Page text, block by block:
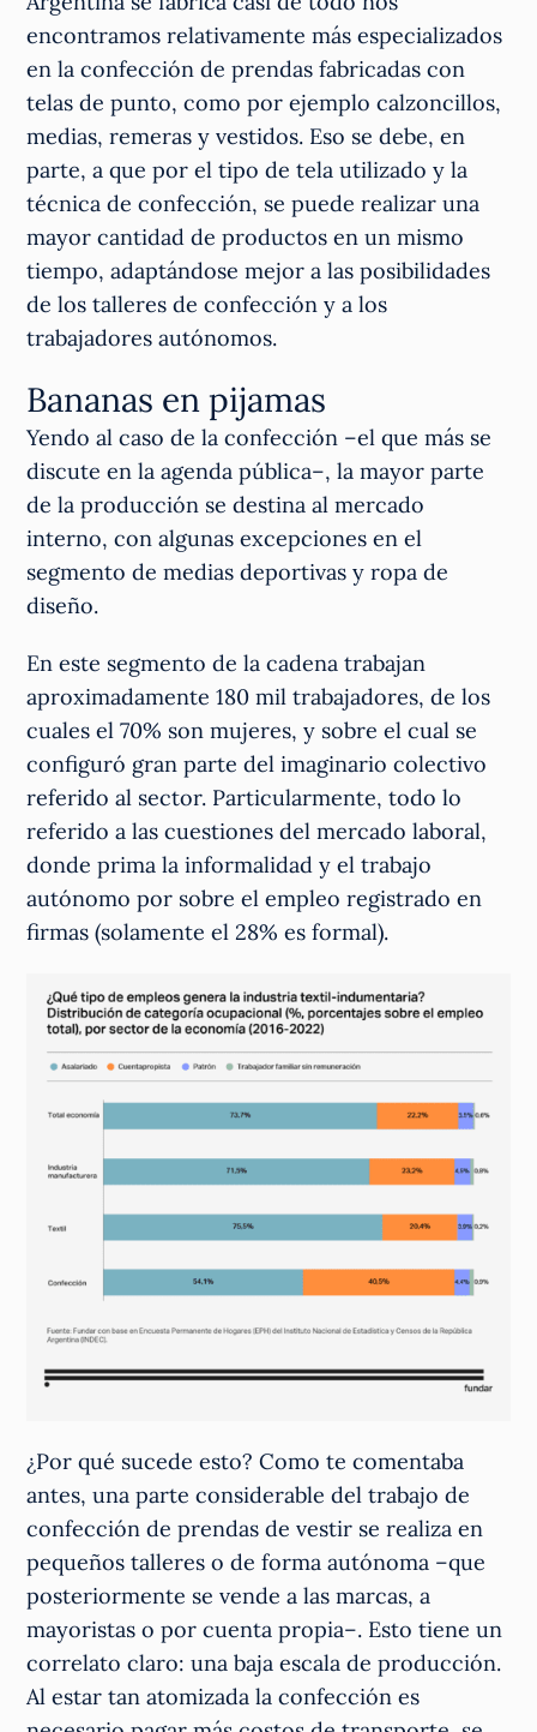
encontramos relativamente más especializados
en la confección de prendas fabricadas con
telas de punto, como por ejemplo calzoncillos,
medias, remeras y vestidos. Eso se debe, en
parte, a que por el tipo de tela utilizado y la
técnica de confección, se puede realizar una
mayor cantidad de productos en un mismo
tiempo, adaptándose mejor a las posibilidades
de los talleres de confección y a los
trabajadores autónomos.
Bananas en pijamas
Yendo al caso de la confección –el que más se
discute en la agenda pública–, la mayor parte
de la producción se destina al mercado
interno, con algunas excepciones en el
segmento de medias deportivas y ropa de
diseño.
En este segmento de la cadena trabajan
aproximadamente 180 mil trabajadores, de los
cuales el 70% son mujeres, y sobre el cual se
configuró gran parte del imaginario colectivo
referido al sector. Particularmente, todo lo
referido a las cuestiones del mercado laboral,
donde prima la informalidad y el trabajo
autónomo por sobre el empleo registrado en
firmas (solamente el 28% es formal).
¿Por qué sucede esto? Como te comentaba
antes, una parte considerable del trabajo de
confección de prendas de vestir se realiza en
pequeños talleres o de forma autónoma –que
posteriormente se vende a las marcas, a
mayoristas o por cuenta propia–. Esto tiene un
correlato claro: una baja escala de producción.
Al estar tan atomizada la confección es